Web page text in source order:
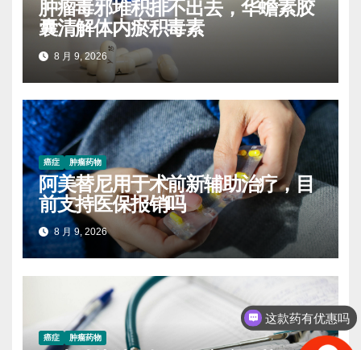
肿瘤毒邪堆积排不出去，华蟾素胶
囊清解体内瘀积毒素
8 月 9, 2026
癌症 肿瘤药物
阿美替尼用于术前新辅助治疗，目
前支持医保报销吗
8 月 9, 2026
癌症 肿瘤药物
这款药有优惠吗